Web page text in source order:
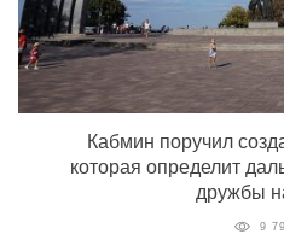
Кабмин поручил
которая определит
дружбы
9